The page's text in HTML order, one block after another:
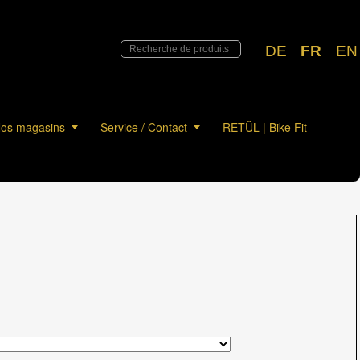
DE FR EN
magasins Service / Contact RETÜL | Bike Fit